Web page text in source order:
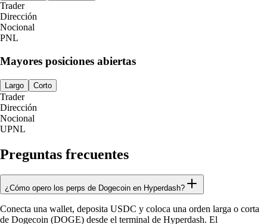
Trader
Dirección
Nocional
PNL
Mayores posiciones abiertas
Largo Corto
Trader
Dirección
Nocional
UPNL
Preguntas frecuentes
¿Cómo opero los perps de Dogecoin en Hyperdash?
Conecta una wallet, deposita USDC y coloca una orden larga o corta
de Dogecoin (DOGE) desde el terminal de Hyperdash. El